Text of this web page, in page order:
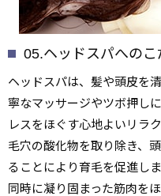
05.ヘッドスパへのこ
ヘッドスパは、髪や頭皮を
寧なマッサージやツボ押し
レスをほぐす心地よいリラ
毛穴の酸化物を取り除き、
ることにより育毛を促進しま
同時に凝り固まった筋肉を